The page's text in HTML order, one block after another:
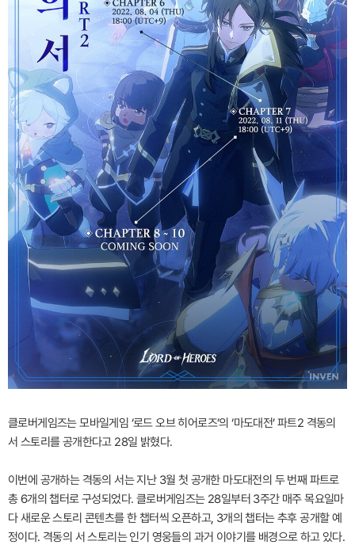
클로버게임즈는 모바일게임 ‘로드 오브 히어로즈’의 ‘마도대전’ 파트2 격동의
서 스토리를 공개한다고 28일 밝혔다.
이번에 공개하는 격동의 서는 지난 3월 첫 공개한 마도대전의 두 번째 파트로
총 6개의 챕터로 구성되었다. 클로버게임즈는 28일부터 3주간 매주 목요일마
다 새로운 스토리 콘텐츠를 한 챕터씩 오픈하고, 3개의 챕터는 추후 공개할 예
정이다. 격동의 서 스토리는 인기 영웅들의 과거 이야기를 배경으로 하고 있다.